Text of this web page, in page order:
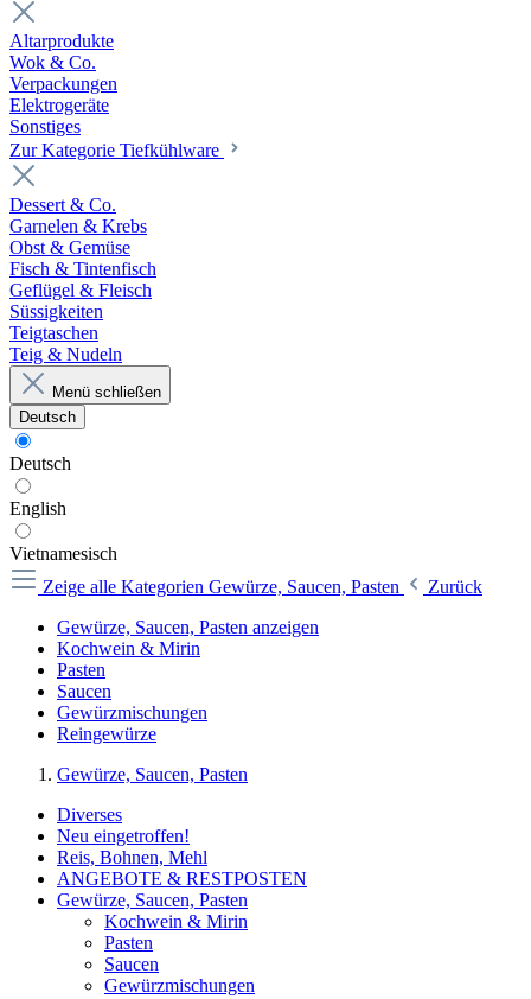
Altarprodukte
Wok & Co.
Verpackungen
Elektrogeräte
Sonstiges
Zur Kategorie Tiefkühlware
Dessert & Co.
Garnelen & Krebs
Obst & Gemüse
Fisch & Tintenfisch
Geflügel & Fleisch
Süssigkeiten
Teigtaschen
Teig & Nudeln
Menü schließen
Deutsch
Deutsch
English
Vietnamesisch
Zeige alle Kategorien Gewürze, Saucen, Pasten
Zurück
Gewürze, Saucen, Pasten anzeigen
Kochwein & Mirin
Pasten
Saucen
Gewürzmischungen
Reingewürze
Gewürze, Saucen, Pasten
Diverses
Neu eingetroffen!
Reis, Bohnen, Mehl
ANGEBOTE & RESTPOSTEN
Gewürze, Saucen, Pasten
Kochwein & Mirin
Pasten
Saucen
Gewürzmischungen